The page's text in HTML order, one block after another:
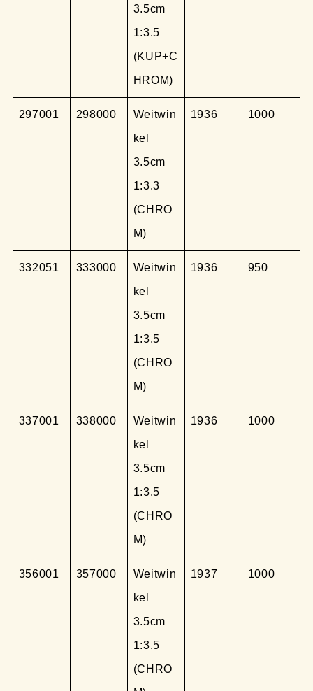
3.5cm
1:3.5
(KUP+C
HROM)
297001 298000
Weitwin
kel
3.5cm
1:3.3
(CHRO
M)
1936 1000
332051 333000
Weitwin
kel
3.5cm
1:3.5
(CHRO
M)
1936 950
337001 338000
Weitwin
kel
3.5cm
1:3.5
(CHRO
M)
1936 1000
356001 357000
Weitwin
kel
3.5cm
1:3.5
(CHRO
1937 1000